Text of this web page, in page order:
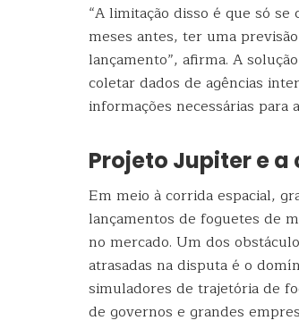
“A limitação disso é que só
meses antes, ter uma
lançamento”, afirma. A
coletar dados de agências
informações necessárias para
Projeto Jupiter e
Em meio à corrida espacial,
lançamentos de foguetes de
no mercado. Um dos
atrasadas na disputa é o
simuladores de trajetória de
de governos e grandes